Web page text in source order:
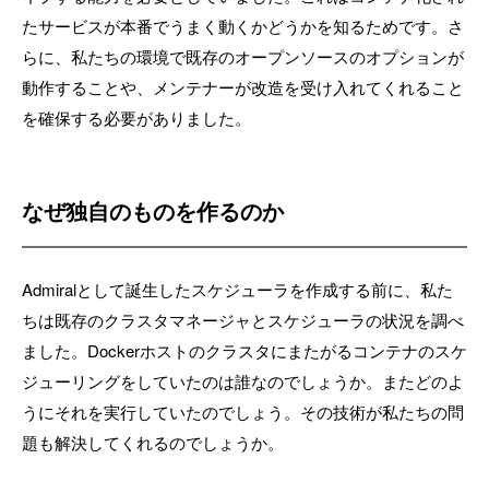
たサービスが本番でうまく動くかどうかを知るためです。さ
らに、私たちの環境で既存のオープンソースのオプションが
動作することや、メンテナーが改造を受け入れてくれること
を確保する必要がありました。
なぜ独自のものを作るのか
Admiralとして誕生したスケジューラを作成する前に、私た
ちは既存のクラスタマネージャとスケジューラの状況を調べ
ました。Dockerホストのクラスタにまたがるコンテナのスケ
ジューリングをしていたのは誰なのでしょうか。またどのよ
うにそれを実行していたのでしょう。その技術が私たちの問
題も解決してくれるのでしょうか。